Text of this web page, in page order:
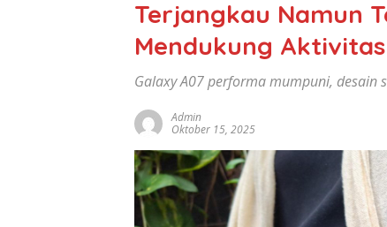
Terjangkau Namun
Mendukung
Galaxy A07 performa mumpuni, desain
Admin
Oktober 15, 2025